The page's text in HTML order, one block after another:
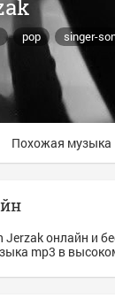
pop singer-
Похожая музыка
онлайн и
mp3 в